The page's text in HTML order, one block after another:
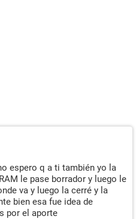
espero q a ti también yo la
le pase borrador y luego le
va y luego la cerré y la
bien esa fue idea de
por el aporte